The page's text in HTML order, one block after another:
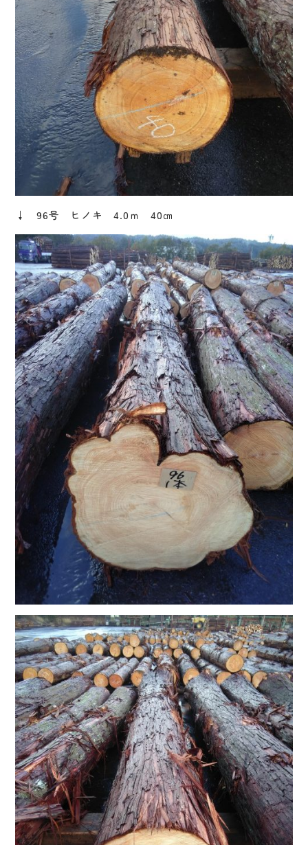
↓ 96号 ヒノキ 4.0ｍ 40㎝